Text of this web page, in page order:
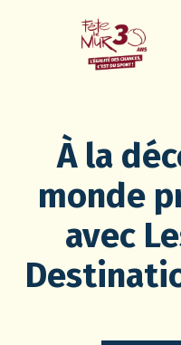
À la
monde
avec